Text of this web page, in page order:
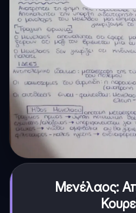
Μενέλαος: